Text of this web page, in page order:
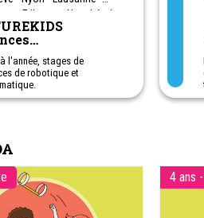
et
&
l'année, stages de
de robotique et
pour les filles
robotique,
conception 3D...
STEM
EN LIGNE DEPUIS
SITE WEB
4 ans